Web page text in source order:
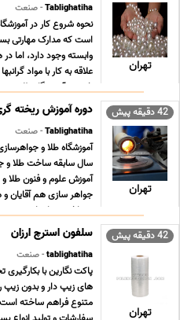
تهران
Tablighatiha- صنعت
نحوه شروع کار در
است که مدارک مهارتی
وابسته وجود دارد، اما
علاقه به کار با مواد
خود در آموزشگاه طلا ...
42 دقیقه پیش
تهران
دوره آموزش ریخته
Tablighatiha- صنعت
سال سابقه ساخت طلا و
آموزش علوم و فنون طلا
جواهر سازى هم آقایان
و ساخت جواهرات به
42 دقیقه پیش
تهران
سلفون استرچ ارزان
tablighatiha- صنعت
پاکت نگارین با بکارگیری
های زیپ دار و بدون زیپ
متنوع فراهم ساخته است